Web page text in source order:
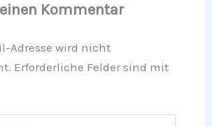
Kommentar
Adresse wird nicht
Erforderliche Felder sind mit